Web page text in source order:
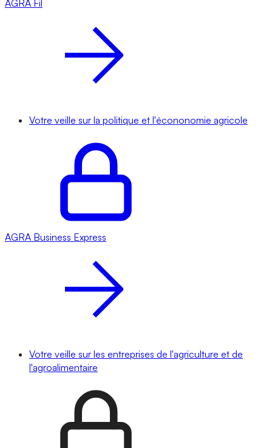
AGRA Fil
Votre veille sur la politique et l'écononomie agricole
AGRA Business Express
Votre veille sur les entreprises de l'agriculture et de
l'agroalimentaire